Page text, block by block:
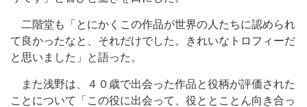
二階堂も「とにかくこの作品が世界の人たちに認められ
て良かったなと、それだけでした。きれいなトロフィーだ
と思いました」と語った。
また浅野は、４０歳で出会った作品と役柄が評価された
ことについて「この役に出会って、役ととことん向き合っ